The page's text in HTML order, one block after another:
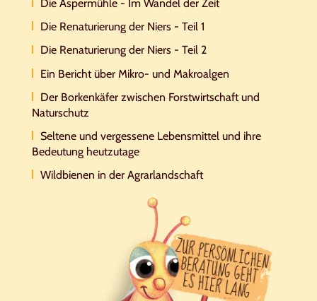
Die Aspermühle - Im Wandel der Zeit
Die Renaturierung der Niers - Teil 1
Die Renaturierung der Niers - Teil 2
Ein Bericht über Mikro- und Makroalgen
Der Borkenkäfer zwischen Forstwirtschaft und
Naturschutz
Seltene und vergessene Lebensmittel und ihre
Bedeutung heutzutage
Wildbienen in der Agrarlandschaft